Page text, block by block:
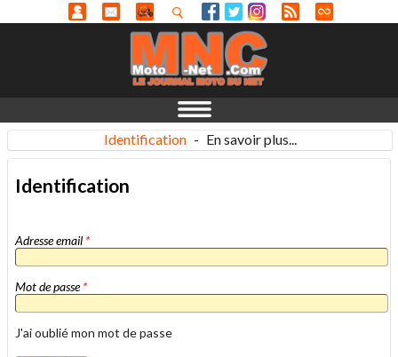
Identification - En savoir plus...
Identification
Adresse email *
Mot de passe*
J'ai oublié mon mot de passe